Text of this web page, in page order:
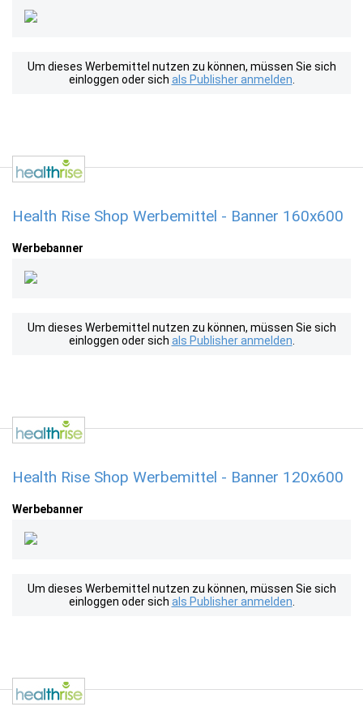
Um dieses Werbemittel nutzen zu können, müssen Sie sich
einloggen oder sich als Publisher anmelden
Health Rise Shop Werbemittel - Banner 160x600
Werbebanner
Um dieses Werbemittel nutzen zu können, müssen Sie sich
einloggen oder sich als Publisher anmelden
Health Rise Shop Werbemittel - Banner 120x600
Werbebanner
Um dieses Werbemittel nutzen zu können, müssen Sie sich
einloggen oder sich als Publisher anmelden